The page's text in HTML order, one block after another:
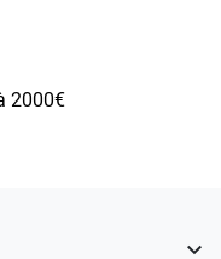
2000€
